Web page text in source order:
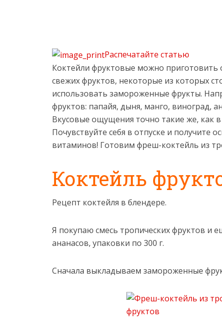
Распечатайте статью
Коктейли фруктовые можно приготовить
свежих фруктов, некоторые из которых
использовать замороженные фрукты.
фруктов: папайя, дыня, манго, виноград,
Вкусовые ощущения точно такие же, как
Почувствуйте себя в отпуске и
витаминов! Готовим фреш-коктейль из
Коктейль
Рецепт коктейля в блендере.
Я покупаю смесь тропических фруктов и
ананасов, упаковки по 300 г.
Сначала выкладываем замороженные